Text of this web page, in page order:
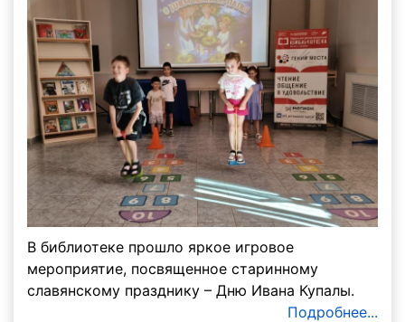
В библиотеке прошло яркое игровое
мероприятие, посвященное старинному
славянскому празднику – Дню Ивана Купалы.
Подробнее...